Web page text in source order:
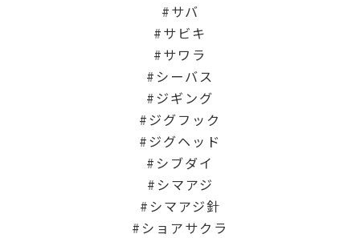
サバ
サビキ
サワラ
シーバス
ジギング
ジグフック
ジグヘッド
シブダイ
シマアジ
シマアジ針
ショアサクラ